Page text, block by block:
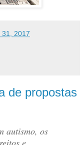
31, 2017
de propostas
autismo, os
e